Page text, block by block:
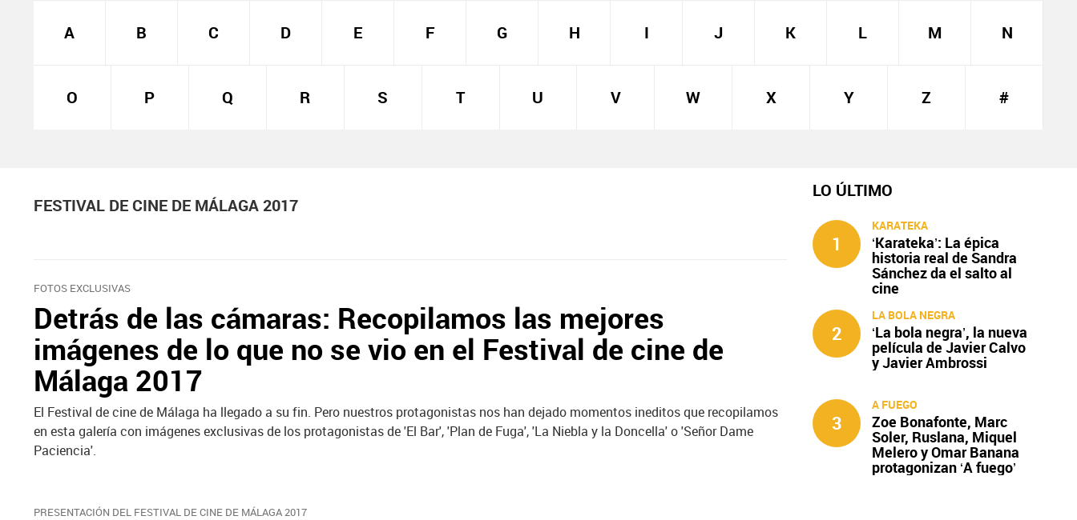
A B C D E F G H I J K L M N
O P Q R S T U V W X Y Z #
FESTIVAL DE CINE DE MÁLAGA 2017
FOTOS EXCLUSIVAS
Detrás de las cámaras: Recopilamos las mejores
imágenes de lo que no se vio en el Festival de cine de
Málaga 2017
El Festival de cine de Málaga ha llegado a su fin. Pero nuestros protagonistas nos han dejado momentos ineditos que recopilamos
en esta galería con imágenes exclusivas de los protagonistas de 'El Bar', 'Plan de Fuga', 'La Niebla y la Doncella' o 'Señor Dame
Paciencia'.
PRESENTACIÓN DEL FESTIVAL DE CINE DE MÁLAGA 2017
LO ÚLTIMO
1
KARATEKA
‘Karateka’: La épica
historia real de Sandra
Sánchez da el salto al
cine
2
LA BOLA NEGRA
‘La bola negra’, la nueva
película de Javier Calvo
y Javier Ambrossi
3
A FUEGO
Zoe Bonafonte, Marc
Soler, Ruslana, Miquel
Melero y Omar Banana
protagonizan ‘A fuego’